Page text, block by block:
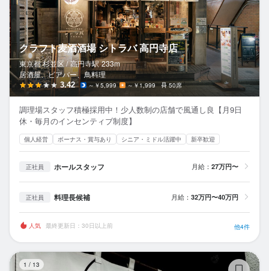
クラフト麦酒酒場 シトラバ 高円寺店
東京都 杉並区 / 高円寺駅 233m
居酒屋、ビアバー、鳥料理
3.42 ～￥5,999 ～￥1,999 50席
調理場スタッフ積極採用中！少人数制の店舗で風通し良【月9日
休・毎月のインセンティブ制度】
個人経営 ボーナス・賞与あり シニア・ミドル活躍中 新卒歓迎
正社員 ホールスタッフ 月給： 27万円〜
正社員 料理長候補 月給： 32万円〜40万円
人気 最終更新日：30日以上前 他4件
1 / 13